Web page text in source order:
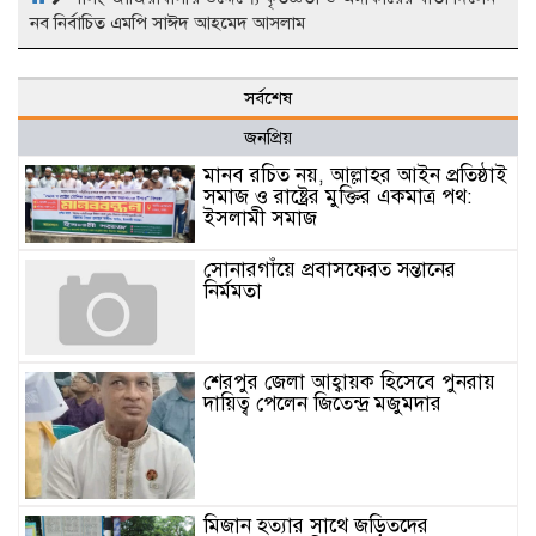
নব নির্বাচিত এমপি সাঈদ আহমেদ আসলাম
সর্বশেষ
জনপ্রিয়
মানব রচিত নয়, আল্লাহর আইন প্রতিষ্ঠাই
সমাজ ও রাষ্ট্রের মুক্তির একমাত্র পথ:
ইসলামী সমাজ
সোনারগাঁয়ে প্রবাসফেরত সন্তানের
নির্মমতা
শেরপুর জেলা আহ্বায়ক হিসেবে পুনরায়
দায়িত্ব পেলেন জিতেন্দ্র মজুমদার
মিজান হত্যার সাথে জড়িতদের